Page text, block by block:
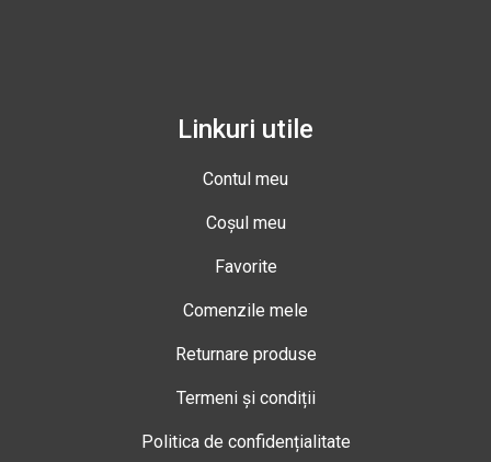
Linkuri utile
Contul meu
Coșul meu
Favorite
Comenzile mele
Returnare produse
Termeni și condiții
Politica de confidențialitate